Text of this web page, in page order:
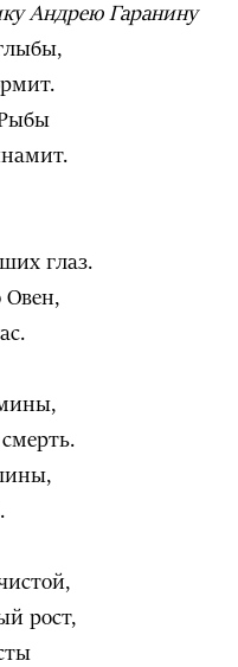
Андрею Гаранину
глаз.
Овен,
рост,